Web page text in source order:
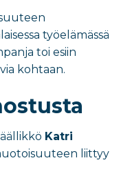
työelämässä
toi esiin
kohtaan.
Katri
liittyy